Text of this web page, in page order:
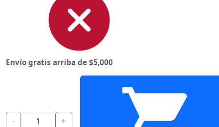
Envío gratis arriba de $5,000
- +